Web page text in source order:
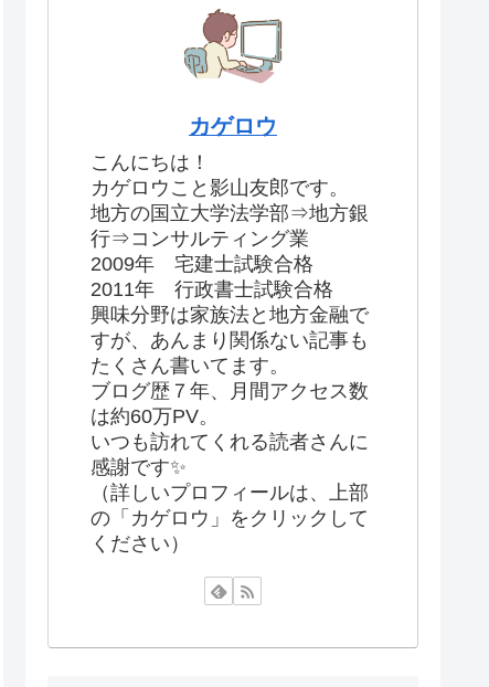
カゲロウ
こんにちは！
カゲロウこと影山友郎です。
地方の国立大学法学部⇒地方銀
行⇒コンサルティング業
2009年 宅建士試験合格
2011年 行政書士試験合格
興味分野は家族法と地方金融で
すが、あんまり関係ない記事も
たくさん書いてます。
ブログ歴７年、月間アクセス数
は約60万PV。
いつも訪れてくれる読者さんに
感謝です✨
（詳しいプロフィールは、上部
の「カゲロウ」をクリックして
ください）